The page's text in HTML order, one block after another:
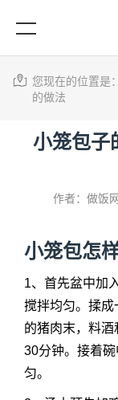
您现在的位置是：
的做法
小笼包子
作者：做饭网
小笼包怎
1、首先盆中加
搅拌均匀。揉
的猪肉末，料
30分钟。接着
匀。